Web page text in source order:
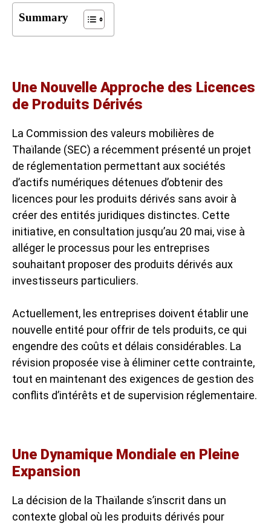
Summary
Une Nouvelle Approche des Licences
de Produits Dérivés
La Commission des valeurs mobilières de
Thaïlande (SEC) a récemment présenté un projet
de réglementation permettant aux sociétés
d’actifs numériques détenues d’obtenir des
licences pour les produits dérivés sans avoir à
créer des entités juridiques distinctes. Cette
initiative, en consultation jusqu’au 20 mai, vise à
alléger le processus pour les entreprises
souhaitant proposer des produits dérivés aux
investisseurs particuliers.
Actuellement, les entreprises doivent établir une
nouvelle entité pour offrir de tels produits, ce qui
engendre des coûts et délais considérables. La
révision proposée vise à éliminer cette contrainte,
tout en maintenant des exigences de gestion des
conflits d’intérêts et de supervision réglementaire.
Une Dynamique Mondiale en Pleine
Expansion
La décision de la Thaïlande s’inscrit dans un
contexte global où les produits dérivés pour